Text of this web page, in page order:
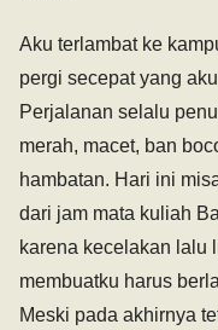
Aku terlambat ke
pergi secepat yang
Perjalanan selalu
merah, macet, ban
hambatan. Hari ini
dari jam mata kuliah
karena kecelakan lalu
membuatku harus
Meski pada akhirnya